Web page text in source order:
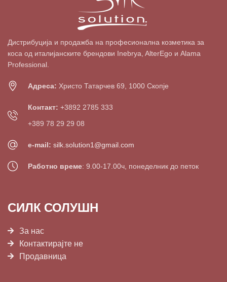
Дистрибуција и продажба на професионална козметика за
коса од италијанските брендови Inebrya, AlterEgo и Alama
Professional.
Адреса: Христо Татарчев 69, 1000 Скопје
Контакт: +3892 2785 333
+389 78 29 29 08
e-mail: silk.solution1@gmail.com
Работно време: 9.00-17.00ч, понеделник до петок
СИЛК СОЛУШН
За нас
Контактирајте не
Продавница